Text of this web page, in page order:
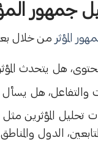
جمهور
المؤثر من خلال
هل يتحدث
والتفاعل، هل
الدول